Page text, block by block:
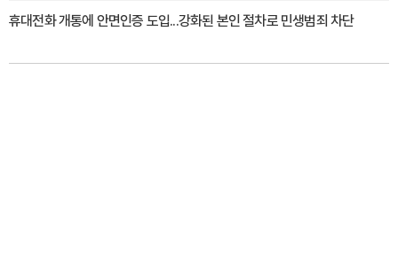
휴대전화 개통에 안면인증 도입...강화된 본인 절차로 민생범죄 차단